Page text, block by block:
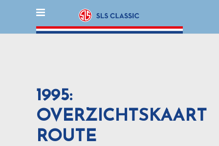
1995:
OVERZICHTSKAART
ROUTE